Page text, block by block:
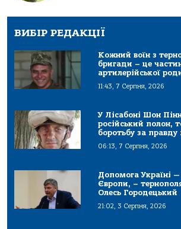
ВИБІР РЕДАКЦІЇ
Кожний воїн з
бригади – це
артилерійської
11:43, 7 Серпня, 2026
У Лісабоні Шон
російський полон,
боротьбу за правду
06:13, 7 Серпня, 2026
Допомога Україні
Європи, –
Олесь Городецький
21:02, 3 Серпня, 2026